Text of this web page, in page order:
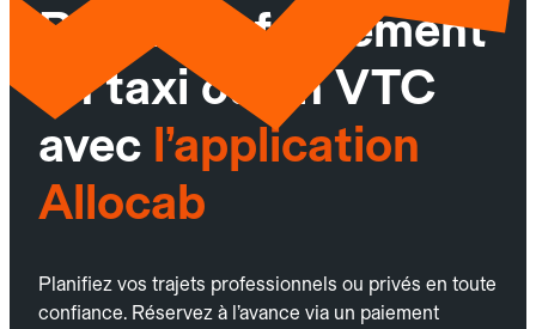
Réservez facilement
un taxi ou un VTC
avec l’application
Allocab
Planifiez vos trajets professionnels ou privés en toute
confiance. Réservez à l’avance via un paiement